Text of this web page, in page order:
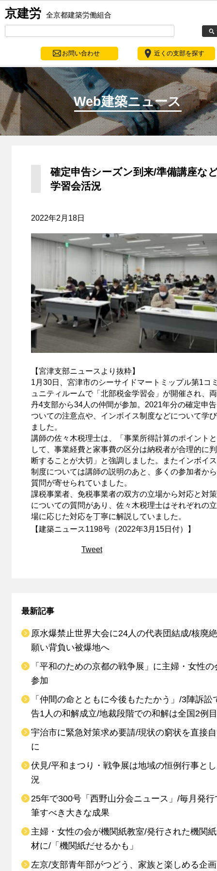
京建労 全京都建築労働組合
お問い合わせ 近くの支部を探す
Web建築ニュース
確定申告シーズン到来/準備講座な
学習会活況
2022年2月18日
【宮津支部ニュースより抜粋】
1月30日、宮津市のシーサイドマートミップル第1コ
ュニティルームで「北部税金学習会」が開催され、両
丹4支部から34人の仲間が参加。2021年分の確定申
ついての注意点や、インボイス制度などについて学び
ました。
講師の佐々木税理士は、「事業所得計算のポイントと
して、事業経費と家事費の区分は納税者が合理的に判
断することが大切」と強調しました。またインボイス
制度については講師の説明のあと、多くの参加者から
質問が寄せられていました。
課税事業者、免税事業者の双方の立場から対応と対策
についての質問があり、佐々木税理士はそれぞれの立
場に応じた対応を丁寧に解説していました。
【建築ニュース1198号（2022年3月15日付）】
Tweet
最新記事
原水爆禁止世界大会に24人の代表団結成/核廃
願い背負い被爆地へ
「平和のための京都の戦争展」に主婦・女性の
参加
「仲間の命とともに今後もたたかう」/3陣訴訟
告1人の和解成立/地裁段階での和解は全国2例目
宇治市に緊急対策求め要請/現状の窮状を直接
に
伏見/平和まつり・戦争展は地域の恒例行事と
況
25年で300号「西野山分会ニュース」/毎月発行
筆すべき大きな成果
主婦・女性の会が機関紙教室/発行された機関
材に/「機関紙だせるかも」
左京/支部青年部がつどう、家族と楽しめる企